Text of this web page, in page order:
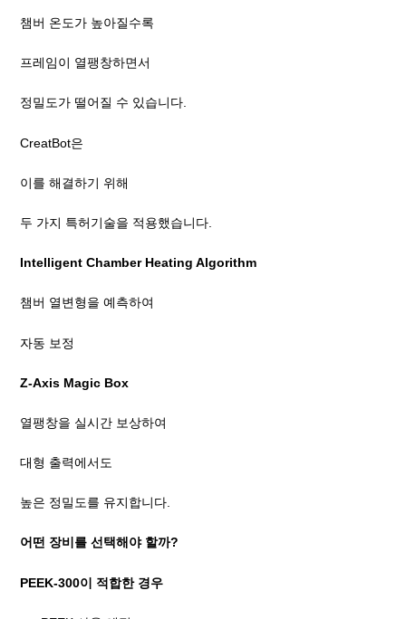
챔버 온도가 높아질수록
프레임이 열팽창하면서
정밀도가 떨어질 수 있습니다.
CreatBot은
이를 해결하기 위해
두 가지 특허기술을 적용했습니다.
Intelligent Chamber Heating Algorithm
챔버 열변형을 예측하여
자동 보정
Z-Axis Magic Box
열팽창을 실시간 보상하여
대형 출력에서도
높은 정밀도를 유지합니다.
어떤 장비를 선택해야 할까?
PEEK-300이 적합한 경우